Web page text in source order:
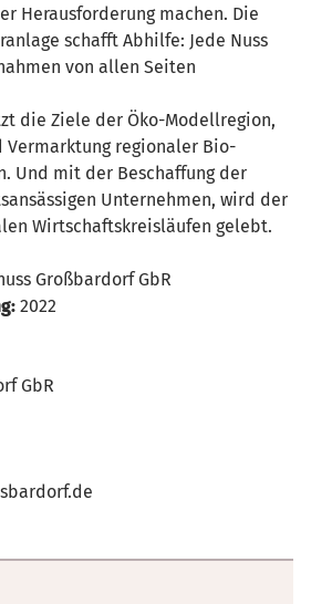
Herausforderung machen. Die
schafft Abhilfe: Jede Nuss
von allen Seiten
die Ziele der Öko-Modellregion,
Vermarktung regionaler Bio-
Und mit der Beschaffung der
Unternehmen, wird der
Wirtschaftskreisläufen gelebt.
Großbardorf GbR
2022
GbR